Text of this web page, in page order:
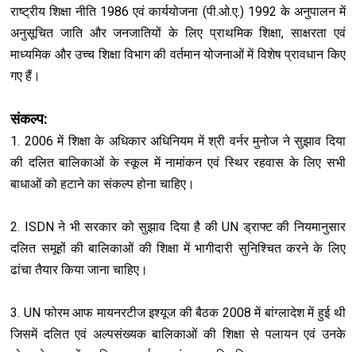
राष्ट्रीय शिक्षा नीति 1986 एवं कार्ययोजना (पी.ओ.ए.) 1992 के अनुपालन में
अनुसूचित जाति और जनजातियों के लिए प्राथमिक शिक्षा, साक्षरता एवं
माध्यमिक और उच्च शिक्षा विभाग की वर्तमान योजनाओं में विशेष प्रावधान किए
गए हैं।
संकल्प:
1. 2006 में शिक्षा के अधिकार अधिनियम में श्री वर्नर मुनोज ने सुझाव दिया
की दलित बालिकाओं के स्कूल में नामांकन एवं स्थिर रहवास के लिए सभी
बाधाओं को हटाने का संकल्प होना चाहिए।
2. ISDN ने भी सरकार को सुझाव दिया है की UN ड्राफ्ट की नियमानुसार
दलित समूहों की बालिकाओं की शिक्षा में भागीदारी सुनिश्चित करने के लिए
ढांचा तैयार किया जाना चाहिए।
3. UN फोरम आफ मायनरटीज इश्यूज की बैठक 2008 में बांग्लादेश में हुई थी
जिसमें दलित एवं अल्पसंख्यक बालिकाओं की शिक्षा से पलायन एवं उनके